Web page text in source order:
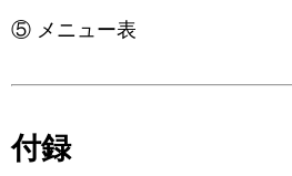
⑤ メニュー表
付録